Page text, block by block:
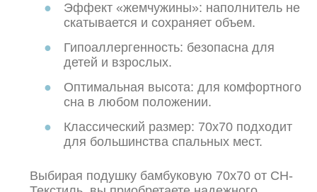
Эффект «жемчужины»: наполнитель не
скатывается и сохраняет объем.
Гипоаллергенность: безопасна для
детей и взрослых.
Оптимальная высота: для комфортного
сна в любом положении.
Классический размер: 70х70 подходит
для большинства спальных мест.
Выбирая подушку бамбуковую 70х70 от СН-